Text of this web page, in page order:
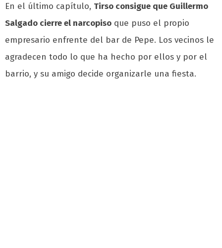
En el último capítulo, Tirso consigue que Guillermo
Salgado cierre el narcopiso que puso el propio
empresario enfrente del bar de Pepe. Los vecinos le
agradecen todo lo que ha hecho por ellos y por el
barrio, y su amigo decide organizarle una fiesta.